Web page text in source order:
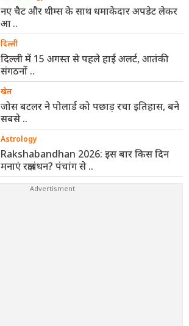
नए चैट और थीम्स के साथ धमाकेदार अपडेट लेकर
आ ..
दिल्ली
दिल्ली में 15 अगस्त से पहले हाई अलर्ट, आतंकी
संगठनों ..
खेल
जोस बटलर ने पोलार्ड को पछाड़ रचा इतिहास, बने
सबसे ..
Astrology
Rakshabandhan 2026: इस बार किस दिन
मनाएं रक्षाबंधन? पंचांग से ..